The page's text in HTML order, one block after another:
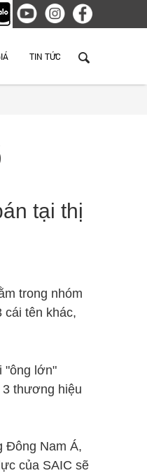
TIN TỨC
tại thị
trong nhóm
cái tên khác,
"ông lớn"
thương hiệu
Đông Nam Á,
của SAIC sẽ